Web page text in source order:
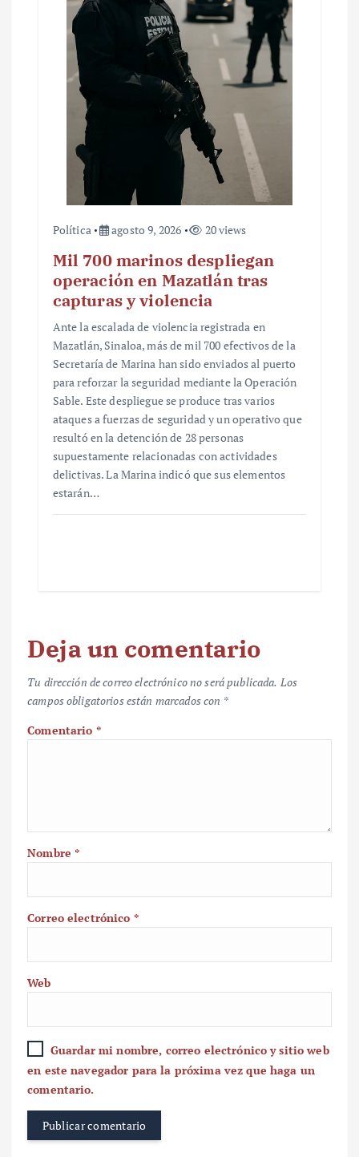
Política agosto 9, 2026 20 views
Mil 700 marinos despliegan
operación en Mazatlán tras
capturas y violencia
Ante la escalada de violencia registrada en
Mazatlán, Sinaloa, más de mil 700 efectivos de la
Secretaría de Marina han sido enviados al puerto
para reforzar la seguridad mediante la Operación
Sable. Este despliegue se produce tras varios
ataques a fuerzas de seguridad y un operativo que
resultó en la detención de 28 personas
supuestamente relacionadas con actividades
delictivas. La Marina indicó que sus elementos
estarán…
Deja un comentario
Tu dirección de correo electrónico no será publicada. Los
campos obligatorios están marcados con *
Comentario *
Nombre*
Correo electrónico *
Web
Guardar mi nombre, correo electrónico y sitio web
en este navegador para la próxima vez que haga un
comentario.